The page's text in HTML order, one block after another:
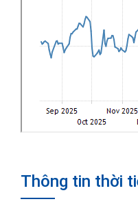
Thông tin thời